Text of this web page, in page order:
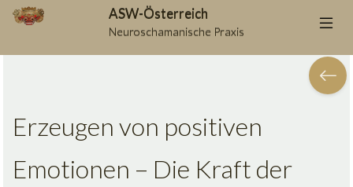
ASW-Österreich
Neuroschamanische Praxis
Erzeugen von positiven
Emotionen – Die Kraft der